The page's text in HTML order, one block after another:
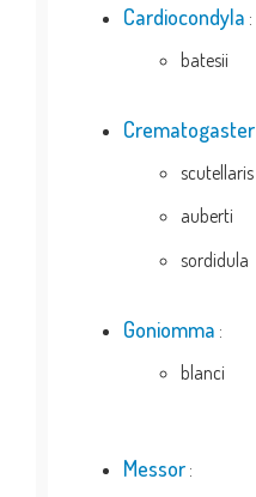
Cardiocondyla :
batesii
Crematogaster
scutellaris
auberti
sordidula
Goniomma :
blanci
Messor :